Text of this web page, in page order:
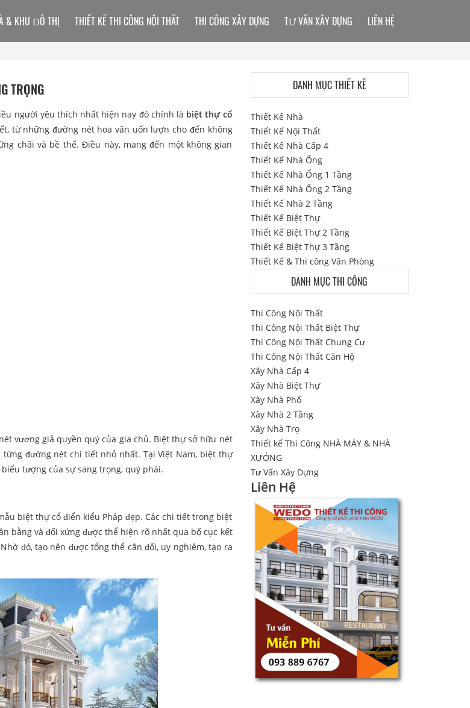
TRỌNG
người yêu thích nhất hiện nay đó chính là biệt thự cổ
từ những đường nét hoa văn uốn lượn cho đến không
chãi và bề thế. Điều này, mang đến một không gian
vương giả quyền quý của gia chủ. Biệt thự sở hữu nét
đường nét chi tiết nhỏ nhất. Tại Việt Nam, biệt thự
tượng của sự sang trọng, quý phái.
biệt thự cổ điển kiểu Pháp đẹp. Các chi tiết trong biệt
bằng và đối xứng được thể hiện rõ nhất qua bố cục kết
đó, tạo nên được tổng thể cân đối, uy nghiêm, tạo ra
& KHU ĐÔ THỊ THIẾT KẾ THI CÔNG NỘI THẤT THI CÔNG XÂY DỰNG TƯ VẤN XÂY DỰNG LIÊN HỆ
DANH MỤC THIẾT KẾ
Thiết Kế Nhà
Thiết Kế Nội Thất
Thiết Kế Nhà Cấp 4
Thiết Kế Nhà Ống
Thiết Kế Nhà Ống 1 Tầng
Thiết Kế Nhà Ống 2 Tầng
Thiết Kế Nhà 2 Tầng
Thiết Kế Biệt Thự
Thiết Kế Biệt Thự 2 Tầng
Thiết Kế Biệt Thự 3 Tầng
Thiết Kế & Thi công Văn Phòng
DANH MỤC THI CÔNG
Thi Công Nội Thất
Thi Công Nội Thất Biệt Thự
Thi Công Nội Thất Chung Cư
Thi Công Nội Thất Căn Hộ
Xây Nhà Cấp 4
Xây Nhà Biệt Thự
Xây Nhà Phố
Xây Nhà 2 Tầng
Xây Nhà Trọ
Thiết kế Thi Công NHÀ MÁY & NHÀ
XƯỞNG
Tư Vấn Xây Dựng
Liên Hệ